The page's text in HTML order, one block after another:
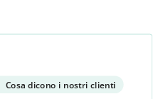
Cosa dicono i nostri clienti